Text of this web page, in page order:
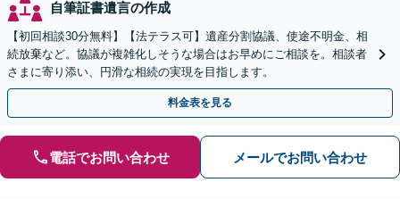
自筆証書遺言の作成
【初回相談30分無料】【法テラス可】遺産分割協議、使途不明金、相
続放棄など。協議が複雑化しそうな場合はお早めにご相談を。相談者
さまに寄り添い、円滑な相続の実現を目指します。
料金表を見る
電話でお問い合わせ メールでお問い合わせ